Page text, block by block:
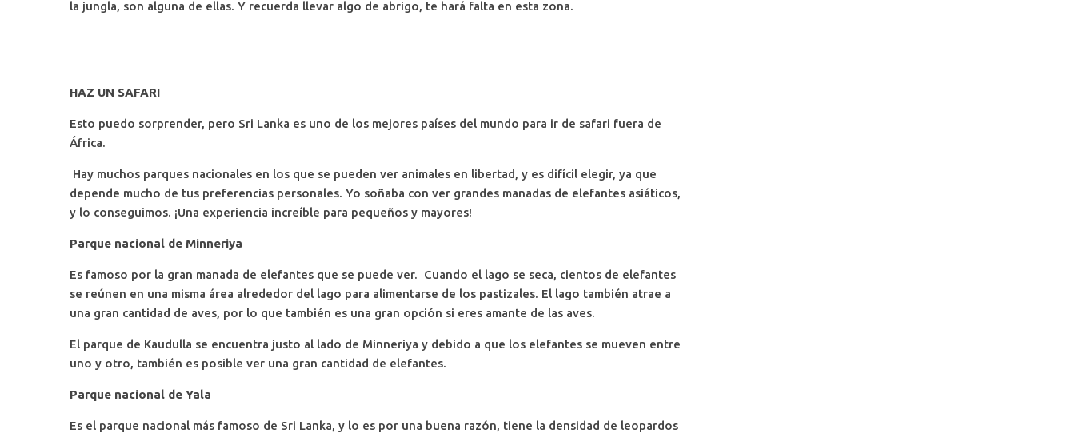
la jungla, son alguna de ellas. Y recuerda llevar algo de abrigo, te hará falta en esta zona.
HAZ UN SAFARI
Esto puedo sorprender, pero Sri Lanka es uno de los mejores países del mundo para ir de safari fuera de
África.
Hay muchos parques nacionales en los que se pueden ver animales en libertad, y es difícil elegir, ya que
depende mucho de tus preferencias personales. Yo soñaba con ver grandes manadas de elefantes asiáticos,
y lo conseguimos. ¡Una experiencia increíble para pequeños y mayores!
Parque nacional de Minneriya
Es famoso por la gran manada de elefantes que se puede ver. Cuando el lago se seca, cientos de elefantes
se reúnen en una misma área alrededor del lago para alimentarse de los pastizales. El lago también atrae a
una gran cantidad de aves, por lo que también es una gran opción si eres amante de las aves.
El parque de Kaudulla se encuentra justo al lado de Minneriya y debido a que los elefantes se mueven entre
uno y otro, también es posible ver una gran cantidad de elefantes.
Parque nacional de Yala
Es el parque nacional más famoso de Sri Lanka, y lo es por una buena razón, tiene la densidad de leopardos